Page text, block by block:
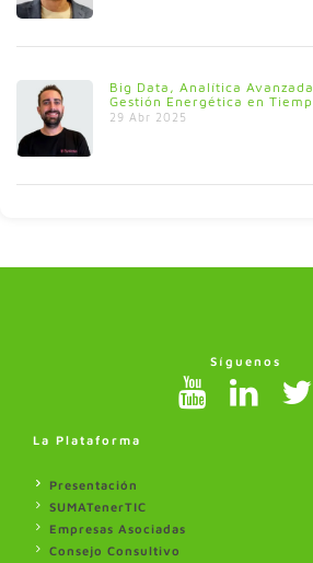
Big Data, Analítica
Gestión Energética en
29 Abr 2025
Síguenos
La Plataforma
Presentación
SUMATenerTIC
Empresas Asociadas
Consejo Consultivo